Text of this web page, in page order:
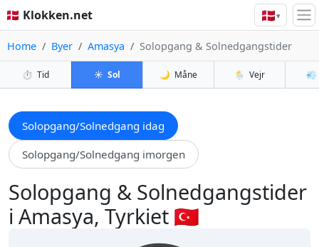
🇩🇰 Klokken.net 🇩🇰▾
Home Byer Amasya Solopgang & Solnedgangstider
⏱️ Tid ☀️ Sol 🌙 Måne 🌦️ Vejr 💨
Solopgang/Solnedgang idag
Solopgang/Solnedgang imorgen
Solopgang & Solnedgangstider
i Amasya, Tyrkiet 🇹🇷